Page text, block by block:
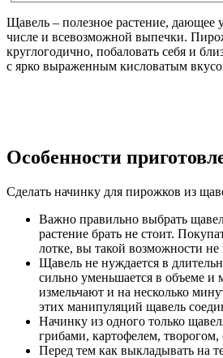
Щавель – полезное растение, дающее
числе и всевозможной выпечки.
круглогодично, побаловать себя и
с ярко выраженным кисловатым
Особенности
Сделать начинку для пирожков из
Важно правильно выбрать
растение брать не стоит.
лотке, вы такой возможности не
Щавель не нуждается в
сильно уменьшается в объеме и
измельчают и на несколько
этих манипуляций щавель
Начинку из одного только
грибами, картофелем,
Перед тем как выкладывать на